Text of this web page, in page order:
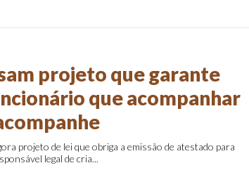
projeto que garante
que acompanhar
projeto de lei que obriga a emissão de atestado para
legal de cria...